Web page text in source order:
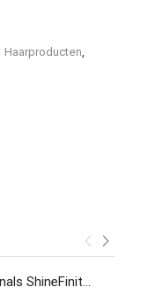
Haarproducten,
.66 - Wella Professionals ShineFinity - 60ml